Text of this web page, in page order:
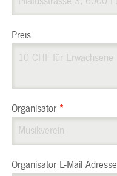
Preis
Organisator *
Organisator E-Mail Adresse